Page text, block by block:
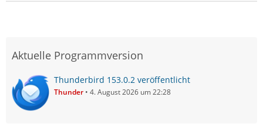
Aktuelle Programmversion
Thunderbird 153.0.2 veröffentlicht
Thunder 4. August 2026 um 22:28